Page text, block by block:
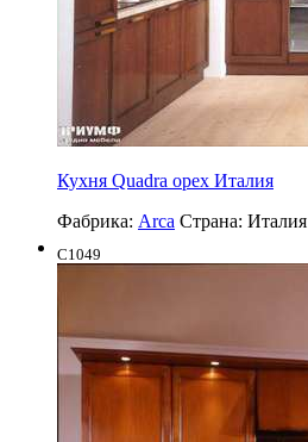
Кухня Quadra орех Италия
Фабрика: Arca Страна: Италия
C1049